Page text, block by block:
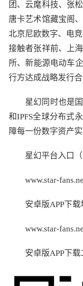
团、云麾科技、张
唐卡艺术馆藏宝阁
北京尼欧数字、电
接触者张祥前、上
所、新能源电动车
行方达成战略发行合
星幻同时也是
和IPFS全球分布式
障每一份数字资产
星幻平台入口（
www.star-
安卓版APP下载
www.star-
安卓版APP下载